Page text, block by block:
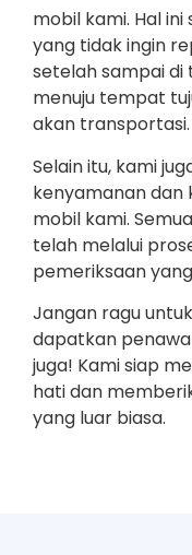
mobil kami. Hal
yang tidak ingin
setelah sampai di
menuju tempat
akan transportasi.
Selain itu, kami
kenyamanan dan
mobil kami.
telah melalui
pemeriksaan
Jangan ragu
dapatkan
juga! Kami siap
hati dan
yang luar biasa.